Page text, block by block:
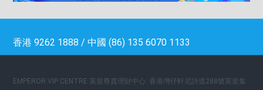
香港 9262 1888 / 中國 (86) 135 6070 1133
EMPEROR VIP CENTRE 英皇尊貴理財中心: 香港灣仔軒尼詩道288號英皇集